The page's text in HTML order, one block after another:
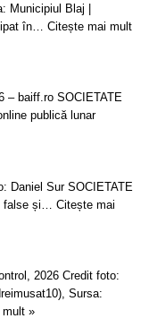
Municipiul Blaj |
în… Citește mai mult
– baiff.ro SOCIETATE
publică lunar
Daniel Sur SOCIETATE
false și… Citește mai
2026 Credit foto:
Sursa:
mult »